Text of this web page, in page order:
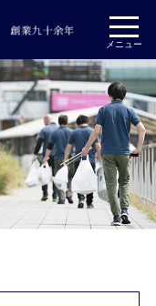
メニュー